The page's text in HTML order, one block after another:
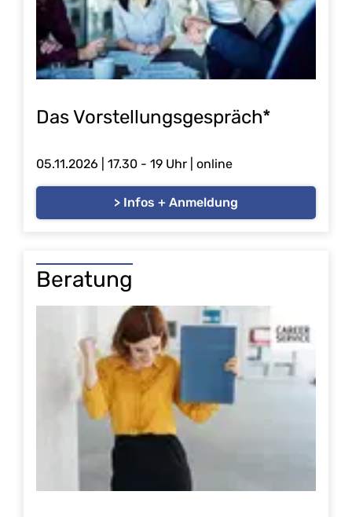
Das Vorstellungsgespräch*
05.11.2026 | 17.30 - 19 Uhr | online
> Infos + Anmeldung
Beratung